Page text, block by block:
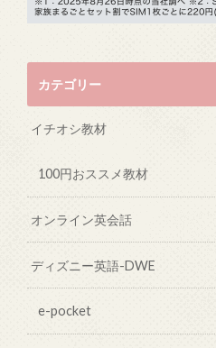
カテゴリー
イチオシ教材
100円おススメ教材
オンライン英会話
ディズニー英語-DWE
e-pocket